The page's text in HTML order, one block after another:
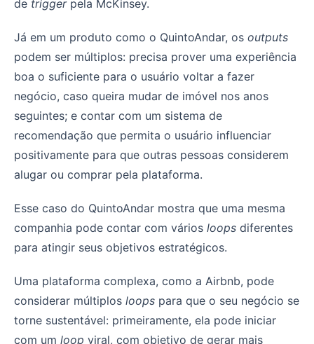
de triggerpela McKinsey.
Já em um produto como o QuintoAndar, os outputs
podem ser múltiplos: precisa prover uma experiência
boa o suficiente para o usuário voltar a fazer
negócio, caso queira mudar de imóvel nos anos
seguintes; e contar com um sistema de
recomendação que permita o usuário influenciar
positivamente para que outras pessoas considerem
alugar ou comprar pela plataforma.
Esse caso do QuintoAndar mostra que uma mesma
companhia pode contar com vários loops diferentes
para atingir seus objetivos estratégicos.
Uma plataforma complexa, como a Airbnb, pode
considerar múltiplos loops para que o seu negócio se
torne sustentável: primeiramente, ela pode iniciar
com um loop viral, com objetivo de gerar mais